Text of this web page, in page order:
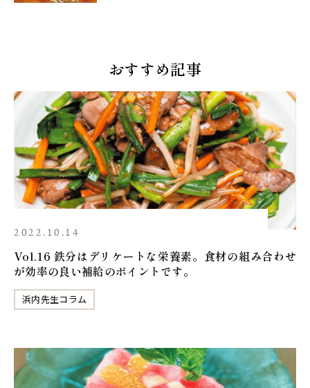
おすすめ記事
2022.10.14
Vol.16 鉄分はデリケートな栄養素。食材の組み合わせ
が効率の良い補給のポイントです。
浜内先生コラム